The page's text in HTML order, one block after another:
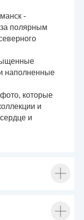
-
полярным
наполненные
которые
и
и